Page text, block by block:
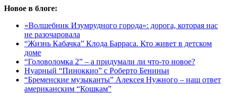
Новое в блоге:
«Волшебник Изумрудного города»: дорога, которая нас
не разочаровала
“Жизнь Кабачка” Клода Барраса. Кто живет в детском
доме
“Головоломка 2” – а придумали ли что-то новое?
Нуарный “Пиноккио” с Роберто Бениньи
“Бременские музыканты” Алексея Нужного – наш ответ
американским “Кошкам”